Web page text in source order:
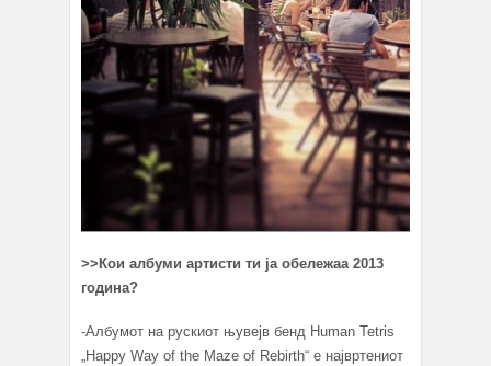
>>Кои албуми артисти ти ја обележаа 2013
година?
-Албумот на рускиот њувејв бенд Human Tetris
„Happy Way of the Maze of Rebirth“ е највртениот